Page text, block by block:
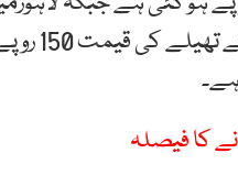
اسلام
کا فیصلہ